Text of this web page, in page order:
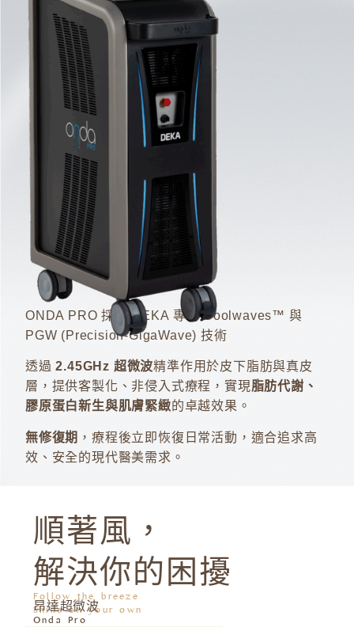
ONDA PRO 採用 DEKA 專利 Coolwaves™ 與
PGW (Precision-GigaWave) 技術
透過2.45GHz 超微波精準作用於皮下脂肪與真皮
層，提供客製化、非侵入式療程，實現脂肪代謝、
膠原蛋白新生與肌膚緊緻的卓越效果。
無修復期 ，療程後立即恢復日常活動，適合追求高
效、安全的現代醫美需求。
順著風，
解決你的困擾
Follow the breeze
Shine on your own
昂達超微波
Onda Pro